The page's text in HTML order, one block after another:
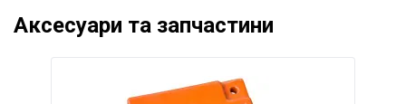
Аксесуари та запчастини